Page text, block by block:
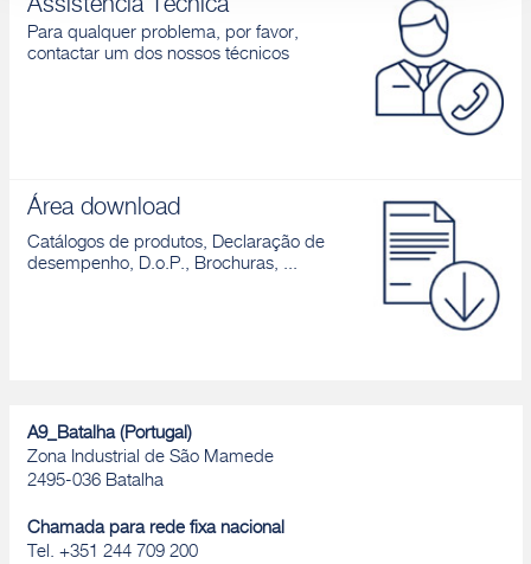
Assistência Técnica
Para qualquer problema, por favor,
contactar um dos nossos técnicos
Área download
Catálogos de produtos, Declaração de
desempenho, D.o.P., Brochuras, ...
A9_Batalha (Portugal)
Zona Industrial de São Mamede
2495-036 Batalha
Chamada para rede fixa nacional
Tel. +351 244 709 200